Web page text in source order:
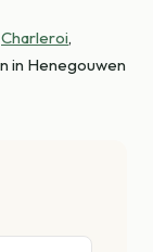
Charleroi,
in Henegouwen